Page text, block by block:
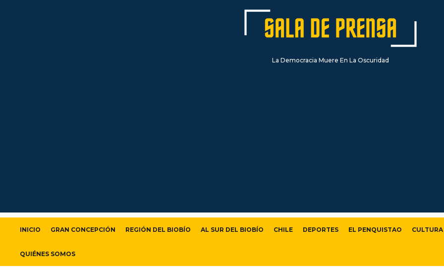
La Democracia Muere En La Oscuridad
INICIO GRAN CONCEPCIÓN REGIÓN DEL BIOBÍO AL SUR DEL BIOBÍO CHILE DEPORTES EL PENQUISTAO CULTURA
QUIÉNES SOMOS